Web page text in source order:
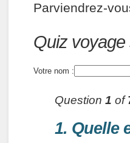
Parviendrez-
Quiz:
Quiz voyage
Votre nom :
Question 1 of
1. Quelle